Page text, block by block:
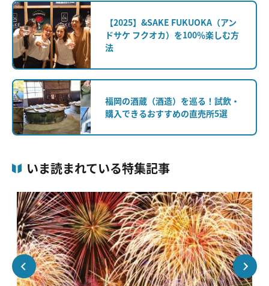
【2025】&SAKE FUKUOKA（アン
ドサケ フクオカ）を100％楽しむ方
法
福岡の酒蔵（酒造）を巡る！試飲・
購入できるおすすめの直売所5選
いま読まれている特集記事